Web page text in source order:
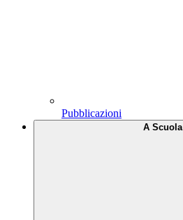
Pubblicazioni
A Scuola